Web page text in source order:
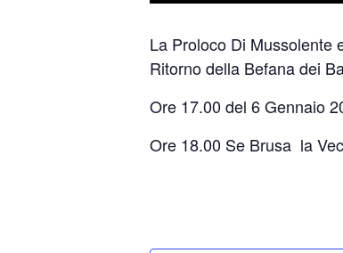
La Proloco Di
Ritorno della Befana dei
Ore 17.00 del 6 Gennaio
Ore 18.00 Se Brusa la